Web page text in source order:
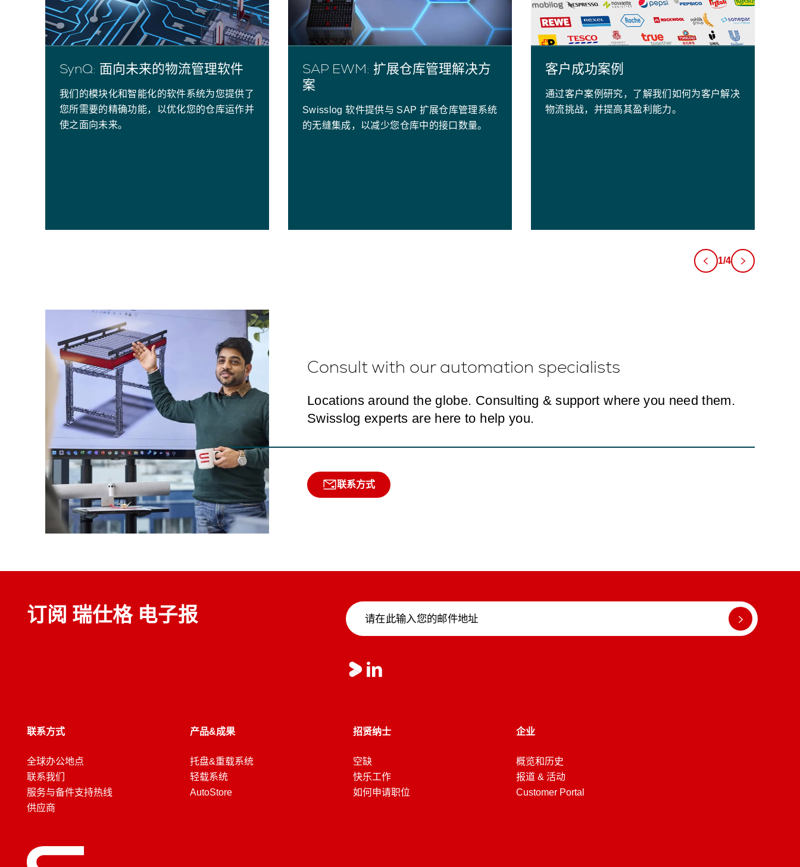
SynQ: 面向未来的物流管理软件
我们的模块化和智能化的软件系统为您提供了
您所需要的精确功能，以优化您的仓库运作并
使之面向未来。
SAP EWM: 扩展仓库管理解决方
案
Swisslog 软件提供与 SAP 扩展仓库管理系统
的无缝集成，以减少您仓库中的接口数量。
客户成功案例
通过客户案例研究，了解我们如何为客户解决
物流挑战，并提高其盈利能力。
1/4
Consult with our automation specialists
Locations around the globe. Consulting & support where you need them.
Swisslog experts are here to help you.
联系方式
订阅 瑞仕格 电子报
联系方式
全球办公地点
联系我们
服务与备件支持热线
供应商
产品&成果
托盘&重载系统
轻载系统
AutoStore
招贤纳士
空缺
快乐工作
如何申请职位
企业
概览和历史
报道 & 活动
Customer Portal